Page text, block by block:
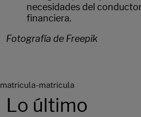
necesidades del
financiera.
Fotografía de Freepik
matricula-matricula
Lo último